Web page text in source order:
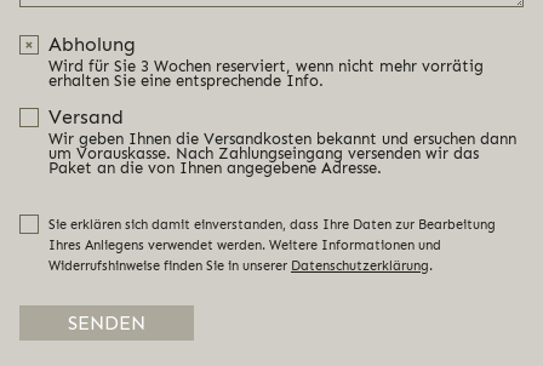
Abholung
Wird für Sie 3 Wochen reserviert, wenn nicht mehr vorrätig
erhalten Sie eine entsprechende Info.
Versand
Wir geben Ihnen die Versandkosten bekannt und ersuchen dann
um Vorauskasse. Nach Zahlungseingang versenden wir das
Paket an die von Ihnen angegebene Adresse.
Sie erklären sich damit einverstanden, dass Ihre Daten zur Bearbeitung
Ihres Anliegens verwendet werden. Weitere Informationen und
Widerrufshinweise finden Sie in unserer Datenschutzerklärung.